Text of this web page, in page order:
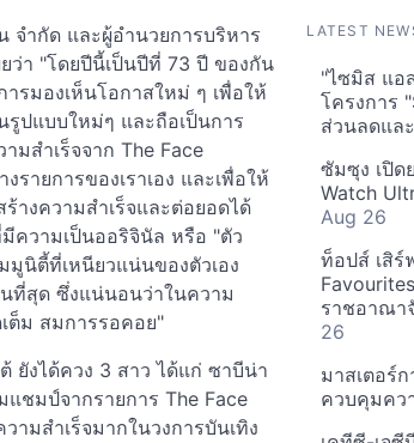
จำกัด และผู้อำนวยการบริหาร
ว่า "โดยปีนี้เป็นปีที่ 73 ปี ของกัน
รมองเห็นโอกาสใหม่ ๆ เพื่อให้
ปแบบใหม่ๆ และถือเป็นการ
มสำเร็จจาก The Face
รายการของเราเอง และเพื่อให้
างความสำเร็จและต่อยอดได้
ความเป็นออริจินัล หรือ "ตัว
นิตี้ที่เหนียวแน่นของตัวเอง
ที่สุด ซึ่งแน่นอนว่าในความ
ต็ม สมการรอคอย"
ยังได้ควง 3 สาว ได้แก่ ซาบีน่า
ชมป์จากรายการ The Face
มสำเร็จมากในวงการบันเทิง
LATEST
"ไซมิส แอ
โครงการ
ส่วนลดแล
ซัมซุง เปิด
Watch
Aug 26
ท็อปส์ เสิร์
ราชอาณา
26
มาสเตอร์
ควบคุมคว